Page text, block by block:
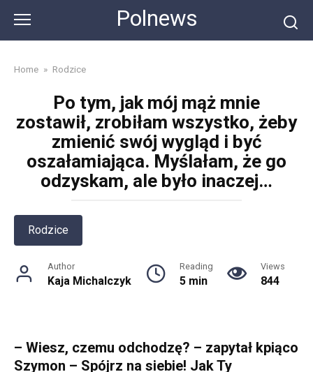
content
Polnews
Home » Rodzice
Po tym, jak mój mąż mnie
zostawił, zrobiłam wszystko, żeby
zmienić swój wygląd i być
oszałamiająca. Myślałam, że go
odzyskam, ale było inaczej…
Rodzice
Author
Kaja Michalczyk
Reading
5 min
Views
844
– Wiesz, czemu odchodzę? – zapytał kpiąco
Szymon – Spójrz na siebie! Jak Ty